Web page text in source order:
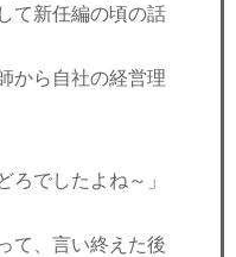
て新任編の頃の話
から自社の経営理
ろでしたよね～」
て、言い終えた後